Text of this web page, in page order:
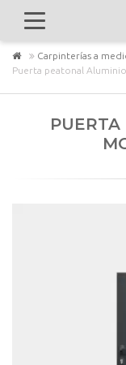
Carpinterías a
Puerta peatonal